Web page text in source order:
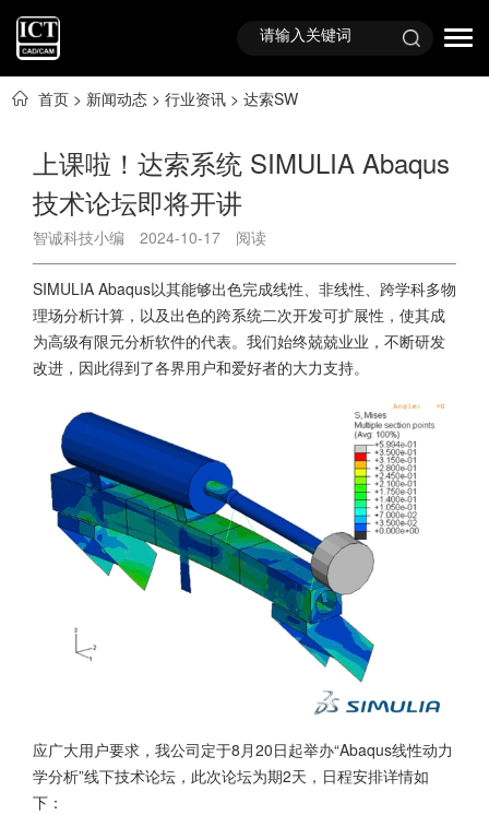
首页 > 新闻动态 > 行业资讯 > 达索SW
上课啦！达索系统 SIMULIA Abaqus
技术论坛即将开讲
智诚科技小编 2024-10-17 阅读
SIMULIA Abaqus以其能够出色完成线性、非线性、跨学科多物
理场分析计算，以及出色的跨系统二次开发可扩展性，使其成
为高级有限元分析软件的代表。我们始终兢兢业业，不断研发
改进，因此得到了各界用户和爱好者的大力支持。
应广大用户要求，我公司定于8月20日起举办“Abaqus线性动力
学分析”线下技术论坛，此次论坛为期2天，日程安排详情如
下：